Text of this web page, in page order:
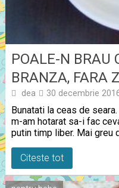
POALE-N BRAU
BRANZA, FARA
dea 30 decembrie
Bunatati la ceas de
m-am hotarat sa-i fac
putin timp liber. Mai greu
Citeste tot